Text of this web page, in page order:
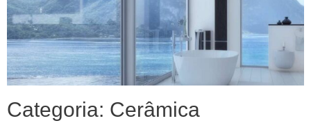
Categoria: Cerâmica